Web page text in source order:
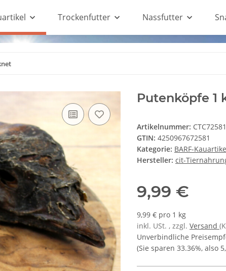
Trockenfutter Nassfutter
Putenköpfe 1
Artikelnummer: CTC72581
GTIN: 4250967672581
Kategorie: BARF-
Hersteller: cit-
9,99 €
9,99 € pro 1 kg
inkl. USt. , zzgl. Versand
Unverbindliche
(Sie sparen 33.36%, also